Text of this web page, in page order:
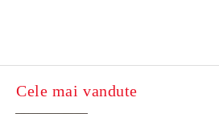
Cele mai vandute